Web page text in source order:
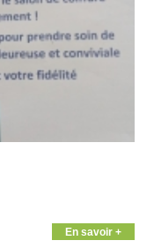
En savoir +